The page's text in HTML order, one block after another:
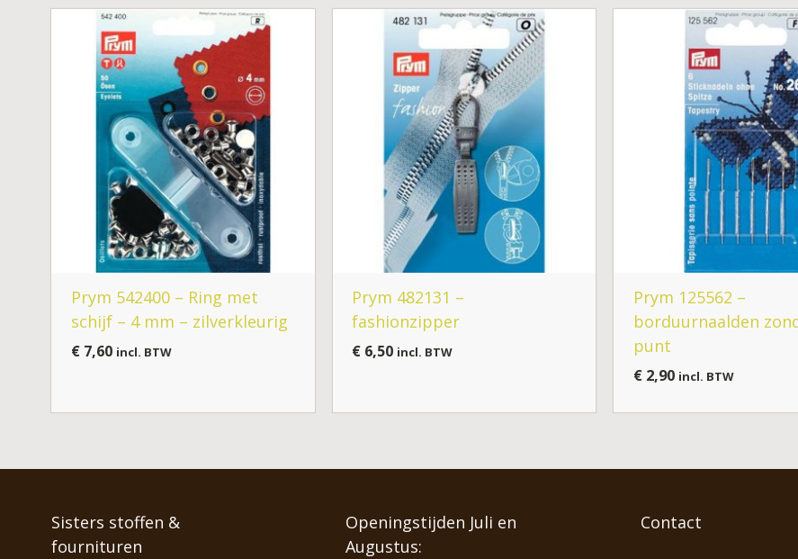
Prym 542400 – Ring met
schijf – 4 mm – zilverkleurig
€7,60 incl. BTW
Prym 482131 –
fashionzipper
€ 6,50 incl. BTW
Prym 125562 –
borduurnaalden
punt
€2,90 incl. BTW
Sisters stoffen &
fournituren
Openingstijden Juli en
Augustus:
Contact